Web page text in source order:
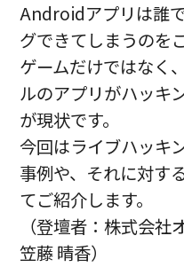
Androidアプリは誰
グできてしまうのを
ゲームだけではなく
ルのアプリがハッキ
が現状です。
今回はライブハッキ
事例や、それに対す
てご紹介します。
（登壇者：株式会
笠藤 晴香）